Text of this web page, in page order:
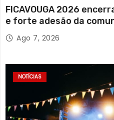
FICAVOUGA 2026
e forte adesão da
Ago 7, 2026
NOTÍCIAS